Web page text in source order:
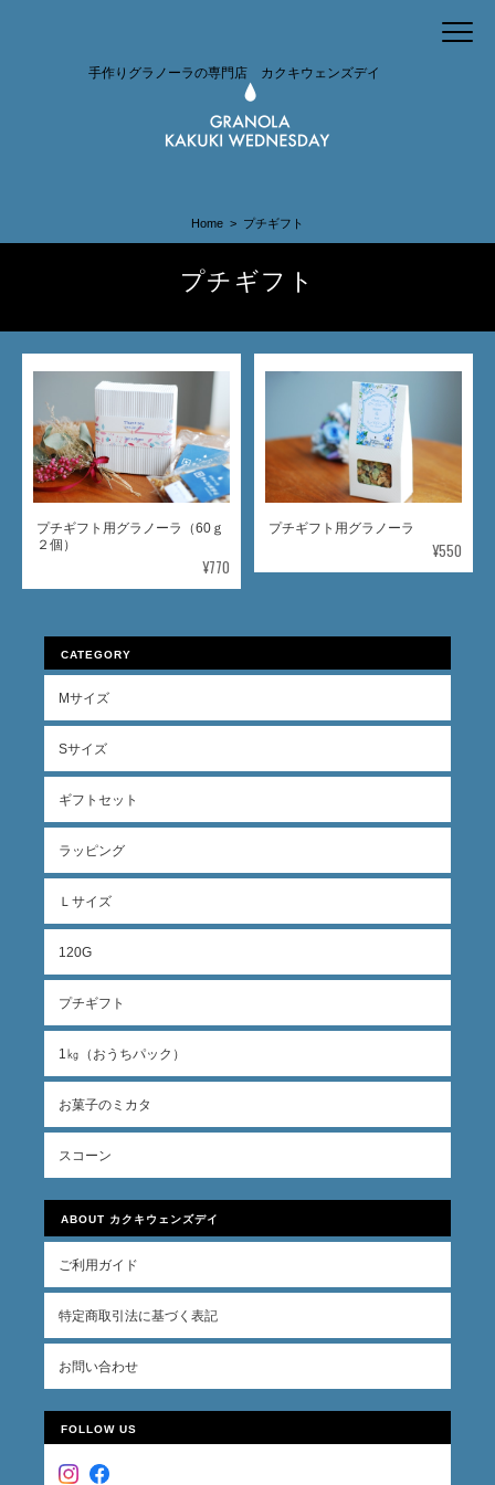
手作りグラノーラの専門店 カクキウェンズデイ
Home プチギフト
プチギフト
プチギフト用グラノーラ（60ｇ
２個）
¥770
プチギフト用グラノーラ
¥550
CATEGORY
Mサイズ
Sサイズ
ギフトセット
ラッピング
Ｌサイズ
120G
プチギフト
1㎏（おうちパック）
お菓子のミカタ
スコーン
ABOUT カクキウェンズデイ
ご利用ガイド
特定商取引法に基づく表記
お問い合わせ
FOLLOW US